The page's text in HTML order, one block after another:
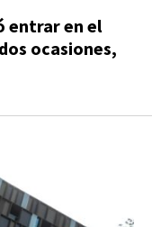
entrar en el
ocasiones,